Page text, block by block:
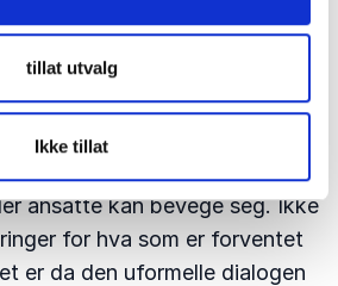
tillat utvalg
Ikke tillat
året legge til rette for
opp for uformelle samtaler
få til i det formelle
opp enkelte arbeidsdager
ansatte kan bevege seg. Ikke
for hva som er forventet
er da den uformelle dialogen